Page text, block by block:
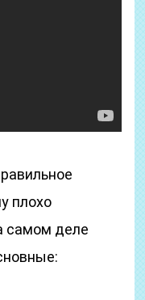
плохо
самом деле